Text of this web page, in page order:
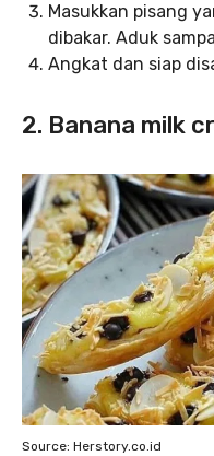
Masukkan pisang
dibakar. Aduk
Angkat dan siap
2. Banana milk
Source: Herstory.co.id